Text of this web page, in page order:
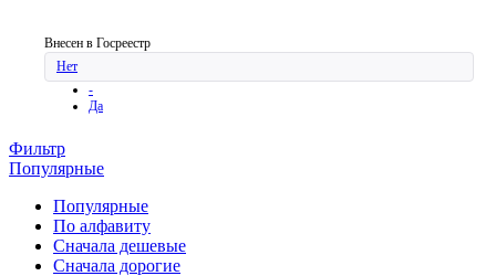
Внесен в Госреестр
Нет
-
Да
Фильтр
Популярные
Популярные
По алфавиту
Cначала дешевые
Cначала дорогие